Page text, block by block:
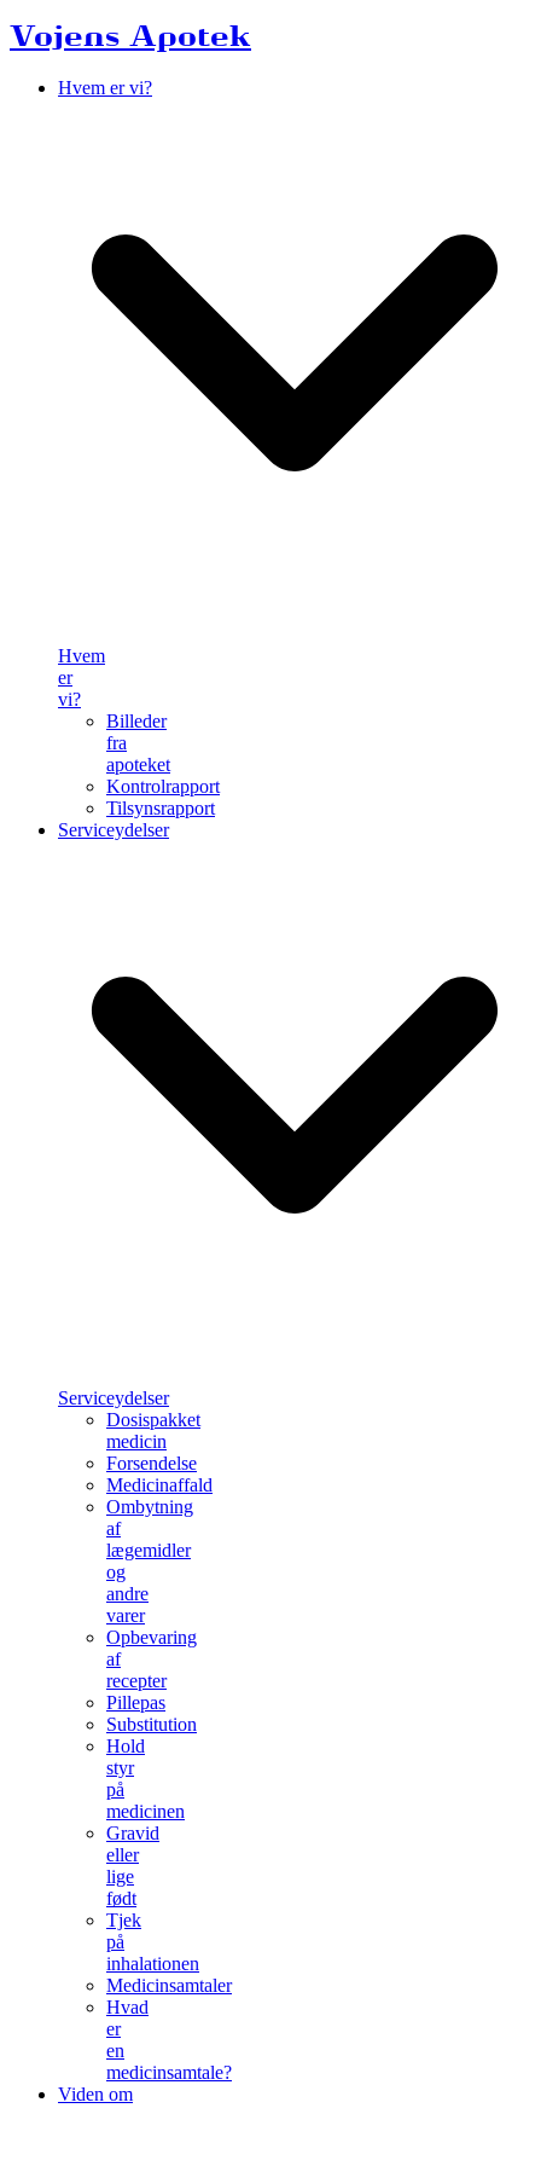
Vojens Apotek
Hvem er vi?
Hvem
er
vi?
Billeder
fra
apoteket
Kontrolrapport
Tilsynsrapport
Serviceydelser
Serviceydelser
Dosispakket
medicin
Forsendelse
Medicinaffald
Ombytning
af
lægemidler
og
andre
varer
Opbevaring
af
recepter
Pillepas
Substitution
Hold
styr
på
medicinen
Gravid
eller
lige
født
Tjek
på
inhalationen
Medicinsamtaler
Hvad
er
en
medicinsamtale?
Viden om